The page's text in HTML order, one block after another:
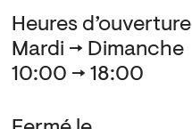
Heures d’ouverture
Mardi → Dimanche
10:00 → 18:00